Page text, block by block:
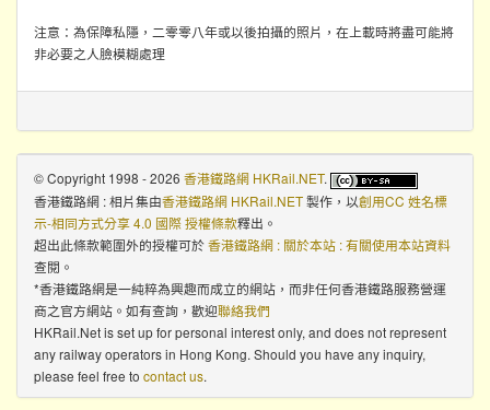
注意：為保障私隱，二零零八年或以後拍攝的照片，在上載時將盡可能將
非必要之人臉模糊處理
© Copyright 1998 - 2026 香港鐵路網 HKRail.NET.
香港鐵路網 : 相片集由香港鐵路網 HKRail.NET製作，以創用CC 姓名標
示-相同方式分享 4.0 國際 授權條款釋出。
超出此條款範圍外的授權可於香港鐵路網 : 關於本站 : 有關使用本站資料
查閱。
*香港鐵路網是一純粹為興趣而成立的網站，而非任何香港鐵路服務營運
商之官方網站。如有查詢，歡迎聯絡我們
HKRail.Net is set up for personal interest only, and does not represent
any railway operators in Hong Kong. Should you have any inquiry,
please feel free to contact us.